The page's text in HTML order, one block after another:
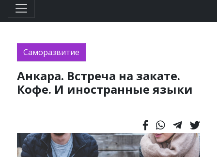
Саморазвитие
Анкара. Встреча на закате.
Кофе. И иностранные языки